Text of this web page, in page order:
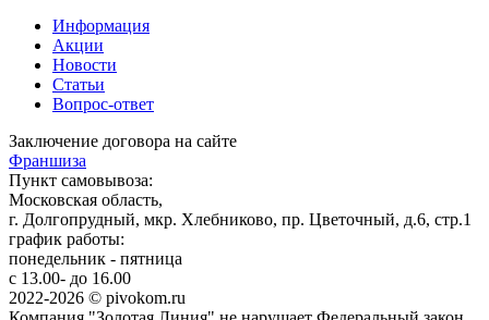
Информация
Акции
Новости
Статьи
Вопрос-ответ
Заключение договора на сайте
Франшиза
Пункт самовывоза:
Московская область,
г. Долгопрудный, мкр. Хлебниково, пр. Цветочный, д.6, стр.1
график работы:
понедельник - пятница
с 13.00- до 16.00
2022-2026 © pivokom.ru